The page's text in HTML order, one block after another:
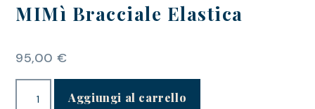
MIMì Bracciale Elastica
95,00 €
Aggiungi al carrello